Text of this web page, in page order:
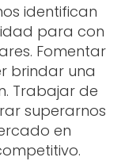
identifican
para con
Fomentar
brindar una
Trabajar de
superarnos
en